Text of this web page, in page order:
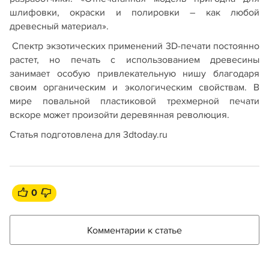
шлифовки, окраски и полировки – как любой
древесный материал».
Спектр экзотических применений 3D-печати постоянно
растет, но печать с использованием древесины
занимает особую привлекательную нишу благодаря
своим органическим и экологическим свойствам. В
мире повальной пластиковой трехмерной печати
вскоре может произойти деревянная революция.
Статья подготовлена для 3dtoday.ru
0
Комментарии к статье